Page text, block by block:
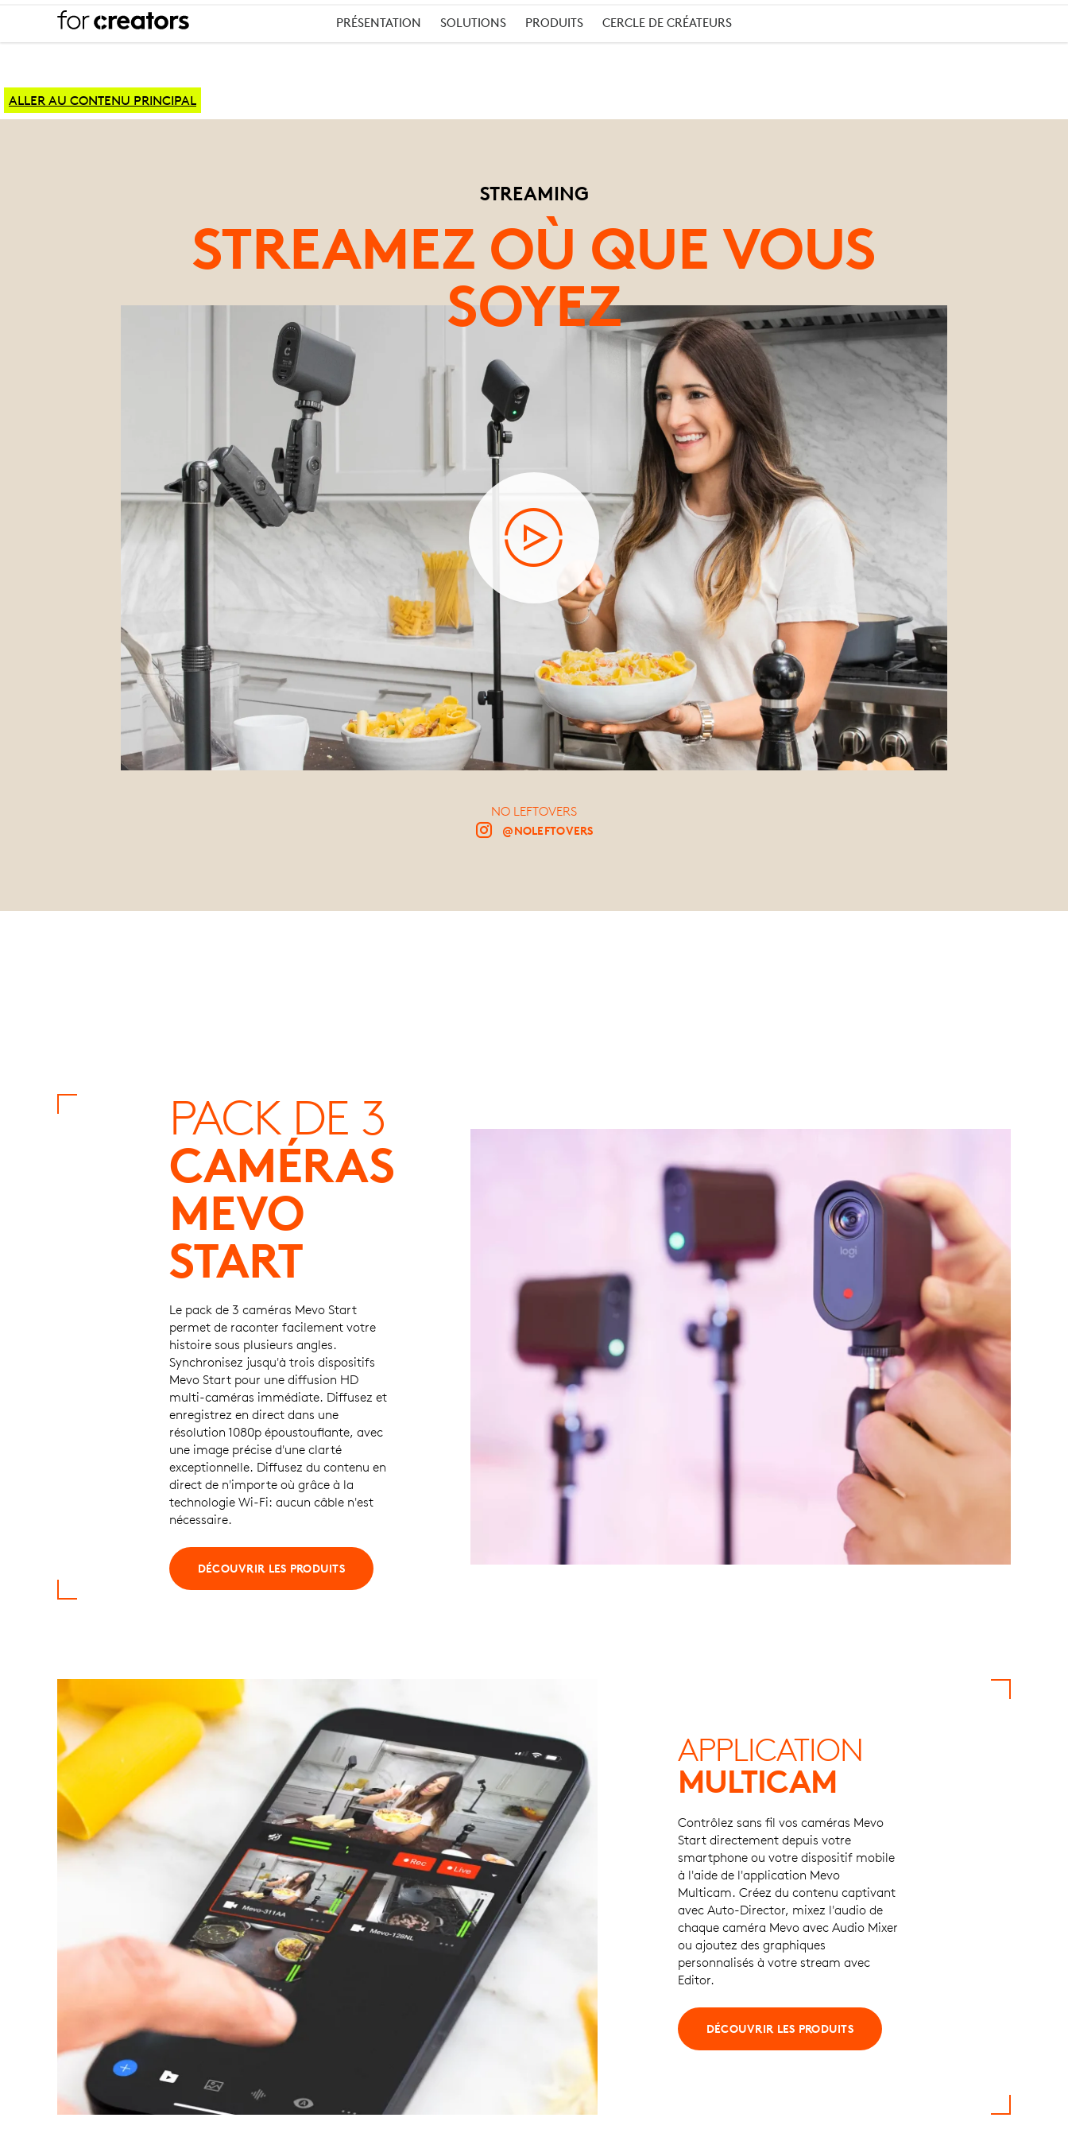
L’ÉQUIPEMENT
STREAMING
ALLER AU CONTENU PRINCIPAL
PRÉSENTATION SOLUTIONS PRODUITS CERCLE DE CRÉATEURS
STREAMING
STREAMEZ OÙ QUE VOUS
SOYEZ
NO LEFTOVERS
@NOLEFTOVERS
PACK DE 3
CAMÉRAS
MEVO
START
Le pack de 3 caméras Mevo Start
permet de raconter facilement votre
histoire sous plusieurs angles.
Synchronisez jusqu'à trois dispositifs
Mevo Start pour une diffusion HD
multi-caméras immédiate. Diffusez et
enregistrez en direct dans une
résolution 1080p époustouflante, avec
une image précise d'une clarté
exceptionnelle. Diffusez du contenu en
direct de n'importe où grâce à la
technologie Wi-Fi: aucun câble n'est
nécessaire.
DÉCOUVRIR LES PRODUITS
APPLICATION
MULTICAM
Contrôlez sans fil vos caméras Mevo
Start directement depuis votre
smartphone ou votre dispositif mobile
à l'aide de l'application Mevo
Multicam. Créez du contenu captivant
avec Auto-Director, mixez l'audio de
chaque caméra Mevo avec Audio Mixer
ou ​ajoutez des graphiques
personnalisés à votre stream avec
Editor.
DÉCOUVRIR LES PRODUITS